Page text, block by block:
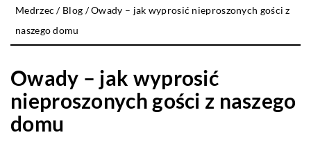
Medrzec / Blog /Owady – jak wyprosić nieproszonych gości z
naszego domu
Owady – jak wyprosić
nieproszonych gości z naszego
domu